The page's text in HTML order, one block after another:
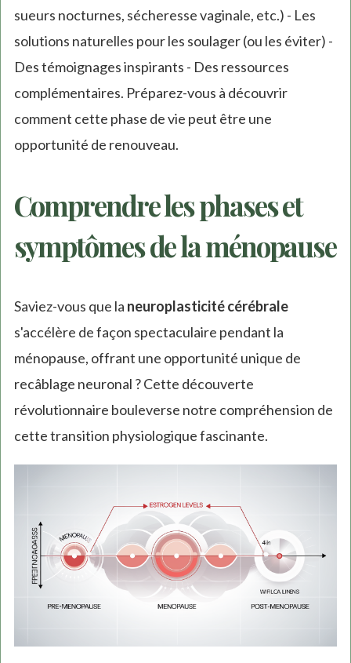
sueurs nocturnes, sécheresse vaginale, etc.) - Les
solutions naturelles pour les soulager (ou les éviter) -
Des témoignages inspirants - Des ressources
complémentaires. Préparez-vous à découvrir
comment cette phase de vie peut être une
opportunité de renouveau.
Comprendre les phases et
symptômes de la ménopause
Saviez-vous que la neuroplasticité cérébrale
s'accélère de façon spectaculaire pendant la
ménopause, offrant une opportunité unique de
recâblage neuronal ? Cette découverte
révolutionnaire bouleverse notre compréhension de
cette transition physiologique fascinante.